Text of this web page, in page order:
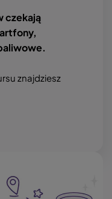
czekają
znajdziesz